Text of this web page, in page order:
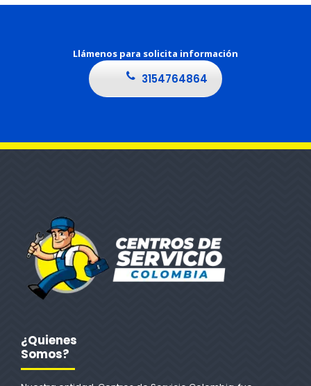
Llámenos para solicita información
3154764864
¿Quienes
Somos?